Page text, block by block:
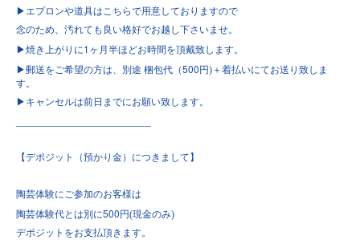
▶︎ エプロンや道具はこちらで用意しておりますので
念のため、汚れても良い格好でお越し下さいませ。
▶︎焼き上がりに1 ヶ月半ほどお時間を頂戴致します。
▶︎郵送をご希望の方は、別途 梱包代（500円)＋着払いにてお送り致しま
す。
▶︎ キャンセルは前日までにお願い致します。
【デポジット（預かり金）につきまして】
陶芸体験にご参加のお客様は
陶芸体験代とは別に500円(現金のみ)
デポジットをお支払頂きます。